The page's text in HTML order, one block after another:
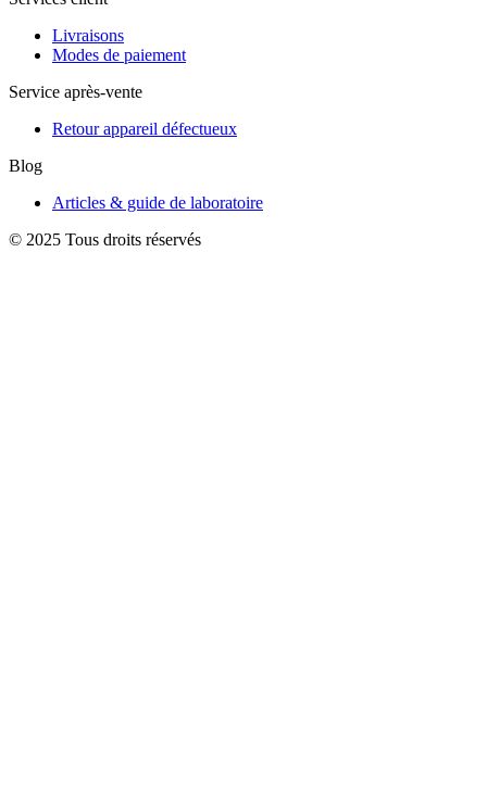
Livraisons
Modes de paiement
Service après-vente
Retour appareil défectueux
Blog
Articles & guide de laboratoire
© 2025 Tous droits réservés